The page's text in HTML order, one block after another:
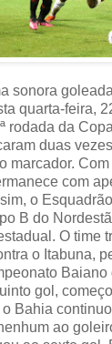
sonora
quarta-feira,
rodada da
duas
marcador.
com
o
B do
O time
o Itabuna,
Baiano
gol,
Bahia
ao